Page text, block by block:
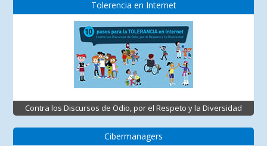
Tolerencia en Internet
Contra los Discursos de Odio, por el Respeto y la Diversidad
Cibermanagers